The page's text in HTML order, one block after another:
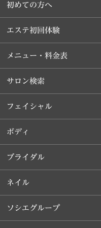
初めての方へ
エステ初回体験
メニュー・料金表
サロン検索
フェイシャル
ボディ
ブライダル
ネイル
ソシエグループ